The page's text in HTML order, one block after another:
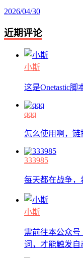
2026/04/30
近期评论
小斯
这是Onetastic脚
qqq
怎么使用啊，
333985
每天都在战争，
小斯
需前往本公众号
词，才能触发自